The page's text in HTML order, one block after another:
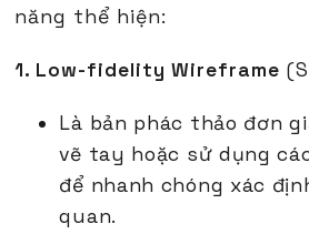
năng thể hiện:
1. Low-fidelity Wireframe
Là bản phác thảo đơn
vẽ tay hoặc sử dụng
để nhanh chóng xác
quan.